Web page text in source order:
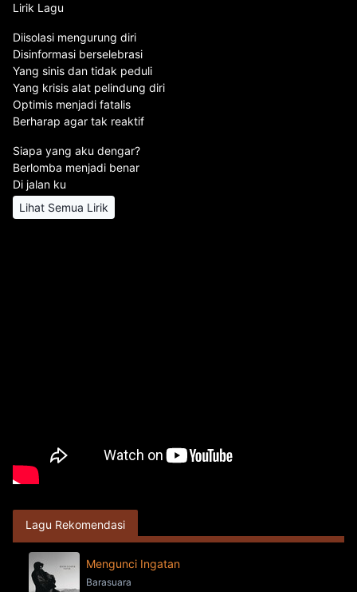
Lirik Lagu
Diisolasi mengurung diri
Disinformasi berselebrasi
Yang sinis dan tidak peduli
Yang krisis alat pelindung diri
Optimis menjadi fatalis
Berharap agar tak reaktif
Siapa yang aku dengar?
Berlomba menjadi benar
Di jalan ku
Lihat Semua Lirik
Lagu Rekomendasi
Mengunci Ingatan
Barasuara